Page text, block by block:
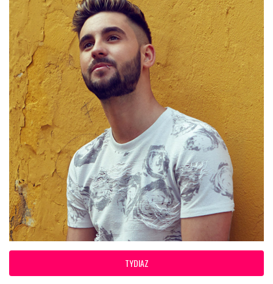
TYDIAZ